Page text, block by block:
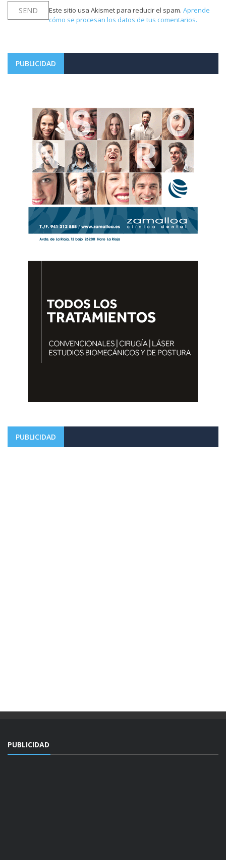
Este sitio usa Akismet para reducir el spam. Aprende
cómo se procesan los datos de tus comentarios.
PUBLICIDAD
PUBLICIDAD
PUBLICIDAD